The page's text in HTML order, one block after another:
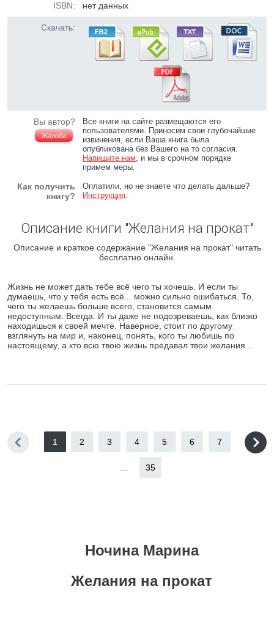
ISBN: нет данных
Скачать:
Вы автор?
Жалоба
Все книги на сайте размещаются его
пользователями. Приносим свои глубочайшие
извинения, если Ваша книга была
опубликована без Вашего на то согласия.
Напишите нам, и мы в срочном порядке
примем меры.
Как получить
книгу?
Оплатили, но не знаете что делать дальше?
Инструкция.
Описание книги "Желания на прокат"
Описание и краткое содержание "Желания на прокат" читать
бесплатно онлайн.
Жизнь не может дать тебе всё чего ты хочешь. И если ты
думаешь, что у тебя есть всё... можно сильно ошибаться. То,
чего ты желаешь больше всего, становится самым
недоступным. Всегда. И ты даже не подозреваешь, как близко
находишься к своей мечте. Наверное, стоит по другому
взглянуть на мир и, наконец, понять, кого ты любишь по
настоящему, а кто всю твою жизнь предавал твои желания...
1 2 3 4 5 6 7
35
Ночина Марина
Желания на прокат